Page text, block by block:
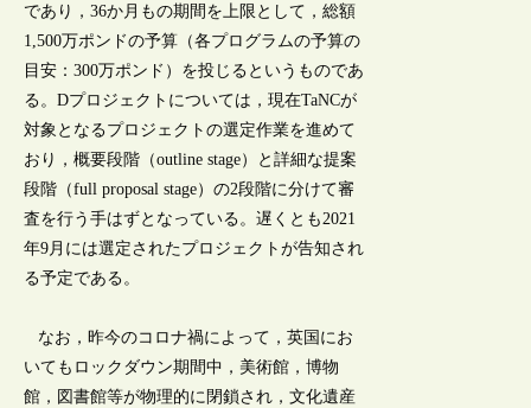
であり，36か月もの期間を上限として，総額
1,500万ポンドの予算（各プログラムの予算の
目安：300万ポンド）を投じるというものであ
る。Dプロジェクトについては，現在TaNCが
対象となるプロジェクトの選定作業を進めて
おり，概要段階（outline stage）と詳細な提案
段階（full proposal stage）の2段階に分けて審
査を行う手はずとなっている。遅くとも2021
年9月には選定されたプロジェクトが告知され
る予定である。
なお，昨今のコロナ禍によって，英国にお
いてもロックダウン期間中，美術館，博物
館，図書館等が物理的に閉鎖され，文化遺産